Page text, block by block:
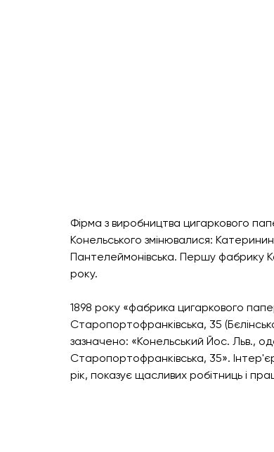
Фірма з виробництва цигаркового
Конельського змінювалися:
Пантелеймонівська. Першу фабрику
року.
1898 року «фабрика цигаркового
Старопортофранківська, 35
зазначено: «Конельський Йос. Льв.,
Старопортофранківська, 35».
рік, показує щасливих робітниць і